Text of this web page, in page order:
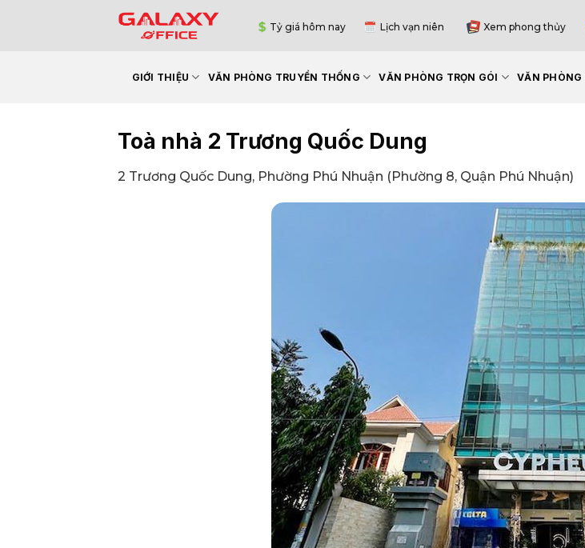
Tỷ giá hôm nay Lịch vạn niên Xem phong thủy
GIỚI THIỆU VĂN PHÒNG TRUYỀN THỐNG VĂN PHÒNG TRỌN GÓI VĂN PHÒNG
Toà nhà 2 Trương Quốc Dung
2 Trương Quốc Dung, Phường Phú Nhuận (Phường 8, Quận Phú Nhuận)